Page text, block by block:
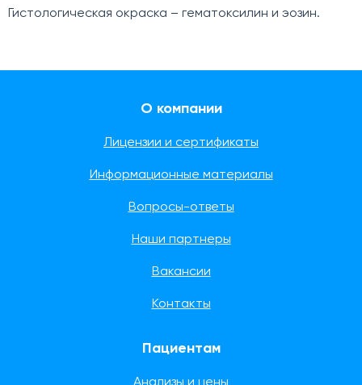
Гистологическая окраска – гематоксилин и эозин.
О компании
Лицензии и сертификаты
Информационные материалы
Вопросы-ответы
Наши партнеры
Вакансии
Контакты
Пациентам